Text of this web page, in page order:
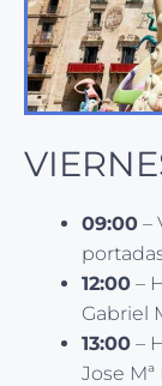
09:00 –
12:00 –
Gabriel
13:00 –
Jose Mª